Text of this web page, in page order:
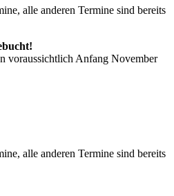
alle anderen Termine sind bereits
voraussichtlich Anfang November
alle anderen Termine sind bereits